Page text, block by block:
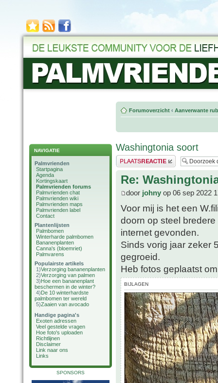
NAVIGATIE
Palmvrienden
Startpagina
Agenda
Kortingskaart
Palmvrienden forums
Palmvrienden chat
Palmvrienden wiki
Palmvrienden maps
Palmvrienden label
Contact
Plantenlijsten
Palmbomen
Winterharde palmbomen
Bananenplanten
Canna's (bloemriet)
Palmvarens
Populairste artikels
1)Verzorging bananenplanten
2)Verzorging van palmen
3)Hoe een bananenplant
beschermen in de winter?
4)De 10 winterhardste
palmbomen ter wereld
5)Zaaien van avocado
Handige pagina's
Exoten adressen
Veel gestelde vragen
Hoe foto's uploaden
Richtlijnen
Disclaimer
Link naar ons
Links
SPONSORS
Forumoverzicht ‹ Aanverwante
Washingtonia soort
Plaats een reactie
Re:
door johny op 06 sep 2022
Voor mij is het een
doorn op steel
internet gevonden.
Sinds vorig jaar zeker
gegroeid.
Heb fotos geplaatst
BIJLAGEN